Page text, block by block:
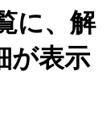
に、解
が表示